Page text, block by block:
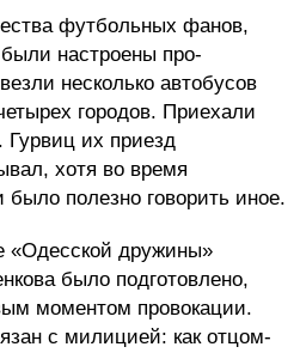
футбольных фанов,
настроены про-
несколько автобусов
городов. Приехали
Гурвиц их приезд
хотя во время
было полезно говорить иное.
«Одесской дружины»
было подготовлено,
моментом провокации.
с милицией: как отцом-